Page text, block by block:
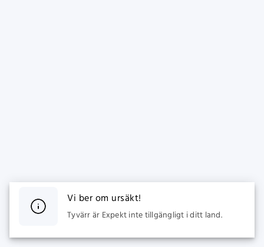
Vi ber om ursäkt!
Tyvärr är Expekt inte tillgängligt i ditt land.